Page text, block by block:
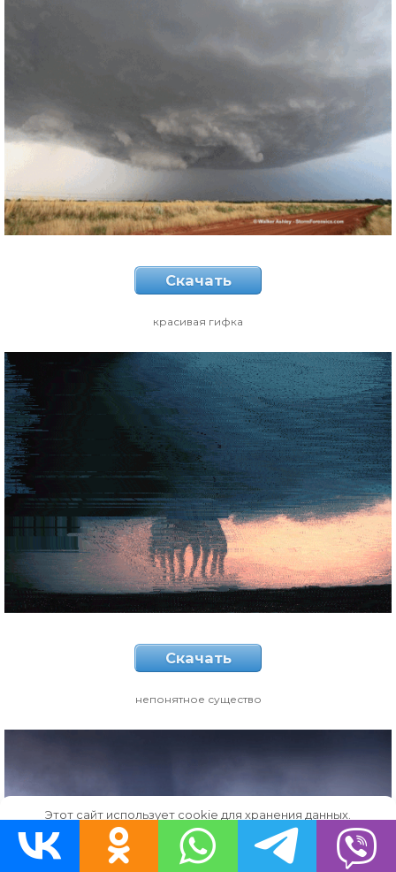
Скачать
красивая гифка
Скачать
непонятное существо
Этот сайт использует cookie для хранения данных.
Продолжая использовать сайт, Вы даете свое согласие на
работу с этими файлами.
OK